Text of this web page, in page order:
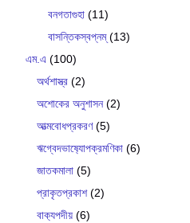
বনগতাগুহা (11)
বাসন্তিকস্বপ্নম্(13)
এম.এ (100)
অর্থশাস্ত্র (2)
অশোকের অনুশাসন(2)
আত্মবোধপ্রকরণ(5)
ঋগ্বেদভাষ‍্যোপক্রমণিকা (6)
জাতকমালা (5)
প্রাকৃতপ্রকাশ(2)
বাক‍্যপদীয় (6)